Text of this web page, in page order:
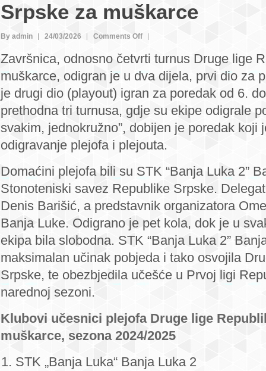
Srpske za muškarce
By admin 24/03/2026 Comments Offon
“Banja
Luka
2”
Banja
Luka
pobjednik
Druge
Srpske
za
muškarce
Završnica, odnosno četvrti turnus Druge lige
muškarce, odigran je u dva dijela, prvi dio za
je drugi dio (playout) igran za poredak od 6.
prethodna tri turnusa, gdje su ekipe odigrale
svakim, jednokružno”, dobijen je poredak koji
odigravanje plejofa i plejouta.
Domaćini plejofa bili su STK “Banja Luka 2”
Stonoteniski savez Republike Srpske.
Denis Barišić, a predstavnik organizatora
Banja Luke. Odigrano je pet kola, dok je u
ekipa bila slobodna. STK “Banja Luka 2”
maksimalan učinak pobjeda i tako osvojila
Srpske, te obezbjedila učešće u Prvoj ligi
narednoj sezoni.
Klubovi učesnici plejofa Druge lige
muškarce, sezona 2024/2025
STK „Banja Luka“ Banja Luka 2